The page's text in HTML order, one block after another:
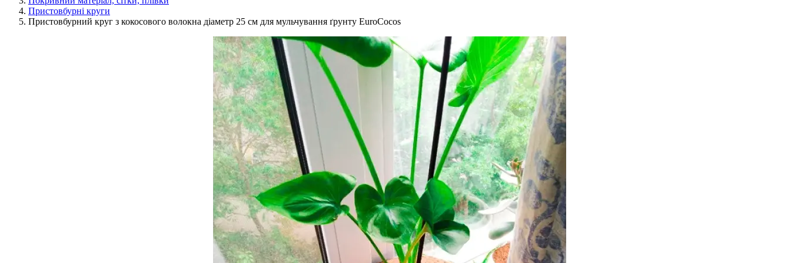
Пристовбурні круги
Пристовбурний круг з кокосового волокна діаметр 25 см для мульчування ґрунту EuroCocos